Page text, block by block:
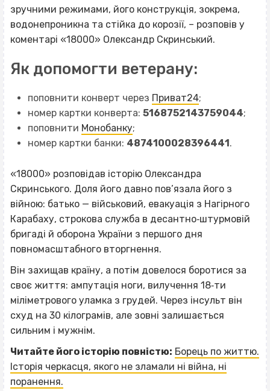
зручними режимами, його конструкція, зокрема,
водонепроникна та стійка до корозії, – розповів у
коментарі «18000» Олександр Скринський.
Як допомогти ветерану:
поповнити конверт через Приват24;
номер картки конверта: 5168752143759044;
поповнити Монобанку;
номер картки банки: 4874100028396441 .
«18000» розповідав історію Олександра
Скринського. Доля його давно пов’язала його з
війною: батько — військовий, евакуація з Нагірного
Карабаху, строкова служба в десантно‐штурмовій
бригаді й оборона України з першого дня
повномасштабного вторгнення.
Він захищав країну, а потім довелося боротися за
своє життя: ампутація ноги, вилучення 18‐ти
міліметрового уламка з грудей. Через інсульт він
схуд на 30 кілограмів, але зовні залишається
сильним і мужнім.
Читайте його історію повністю: Борець по життю.
Історія черкасця, якого не зламали ні війна, ні
поранення.